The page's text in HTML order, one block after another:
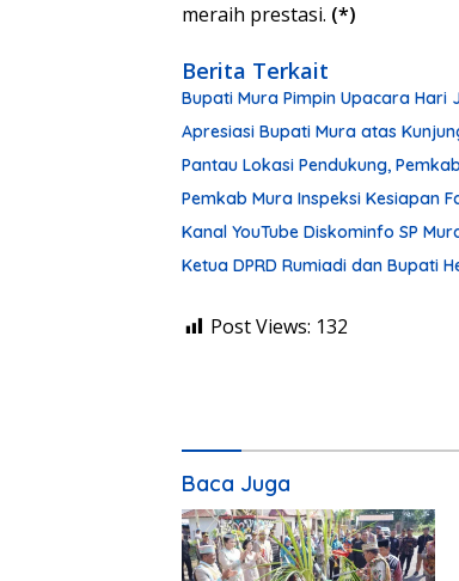
meraih prestasi. (*)
Berita Terkait
Bupati Mura Pimpin Upacara Hari
Apresiasi Bupati Mura atas
Pantau Lokasi Pendukung,
Pemkab Mura Inspeksi Kesiapan
Kanal YouTube Diskominfo SP
Ketua DPRD Rumiadi dan Bupati
Post Views: 132
Baca Juga